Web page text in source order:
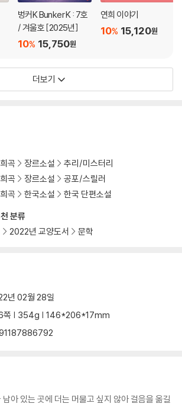
벙커K Bunker K : 7호
/ 겨울호 [2025년]
15,750원
10%
연희 이야기
15,120원
10%
더보기
분류
2022년 교양도서 문학
곡 장르소설
추리/미스터리
곡 장르소설
공포/스릴러
곡 한국소설 한국 단편소설
년 02월 28일
쪽 | 354g | 146*206*17mm
아 있는 곳에 더는 머물고 싶지 않아 걸음을 옮길